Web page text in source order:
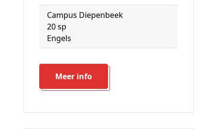
Campus Diepenbeek
20 sp
Engels
Meer info